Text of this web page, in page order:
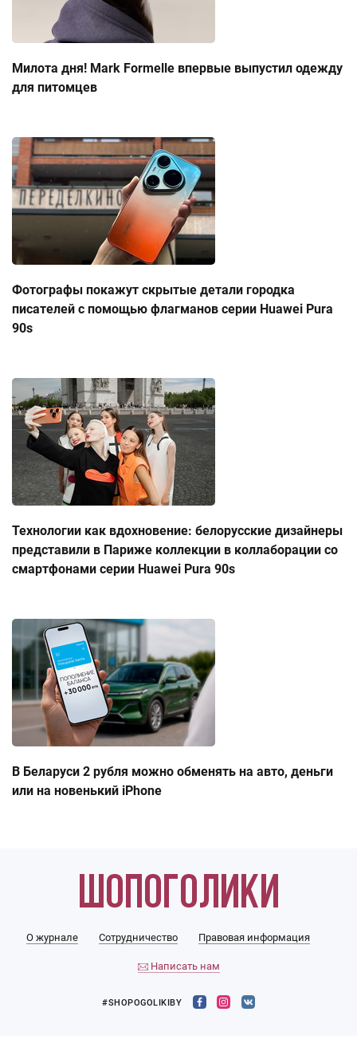
Милота дня! Mark Formelle впервые выпустил одежду
для питомцев
Фотографы покажут скрытые детали городка
писателей с помощью флагманов серии Huawei Pura
90s
Технологии как вдохновение: белорусские дизайнеры
представили в Париже коллекции в коллаборации со
смартфонами серии Huawei Pura 90s
В Беларуси 2 рубля можно обменять на авто, деньги
или на новенький iPhone
О журнале Сотрудничество Правовая информация
Написать нам
#SHOPOGOLIKIBY